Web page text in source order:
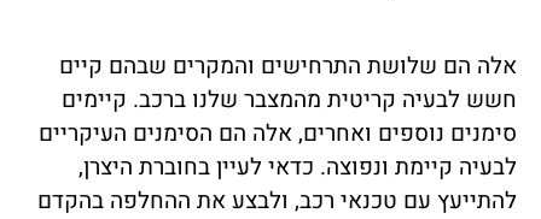
אלה הם שלושת התרחישים והמקרים שבהם קיים
חשש לבעיה קריטית מהמצבר שלנו ברכב. קיימים
סימנים נוספים ואחרים, אלה הם הסימנים העיקריים
לבעיה קיימת ונפוצה. כדאי לעיין בחוברת היצרן,
להתייעץ עם טכנאי רכב, ולבצע את ההחלפה בהקדם